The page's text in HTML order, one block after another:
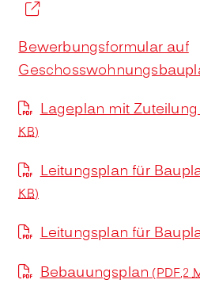
Bewerbungsformular auf
Lageplan mit
KB)
Leitungsplan für
KB)
Leitungsplan für
Bebauungsplan(PDF,2